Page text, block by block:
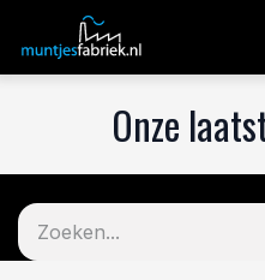
Overslaan naar inhoud
Onze